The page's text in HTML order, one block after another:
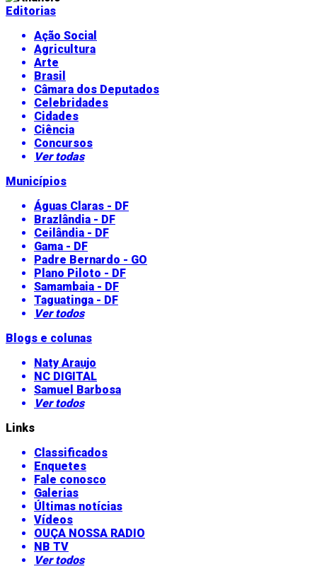
Editorias
Ação Social
Agricultura
Arte
Brasil
Câmara dos Deputados
Celebridades
Cidades
Ciência
Concursos
Ver todas
Municípios
Águas Claras - DF
Brazlândia - DF
Ceilândia - DF
Gama - DF
Padre Bernardo - GO
Plano Piloto - DF
Samambaia - DF
Taguatinga - DF
Ver todos
Blogs e colunas
Naty Araujo
NC DIGITAL
Samuel Barbosa
Ver todos
Links
Classificados
Enquetes
Fale conosco
Galerias
Últimas notícias
Vídeos
OUÇA NOSSA RADIO
NB TV
Ver todos